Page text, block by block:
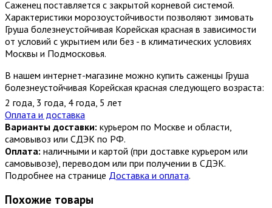
Саженец поставляется с закрытой корневой системой.
Характеристики морозоустойчивости позволяют зимовать
Груша болезнеустойчивая Корейская красная в зависимости
от условий с укрытием или без - в климатических условиях
Москвы и Подмосковья.
В нашем интернет-магазине можно купить саженцы Груша
болезнеустойчивая Корейская красная следующего возраста:
2 года 3 года 4 года 5 лет
Оплата и доставка
Варианты доставки: курьером по Москве и области,
самовывоз или СДЭК по РФ.
Оплата: наличными и картой (при доставке курьером или
самовывозе), переводом или при получении в СДЭК.
Подробнее на странице Доставка и оплата.
Похожие товары